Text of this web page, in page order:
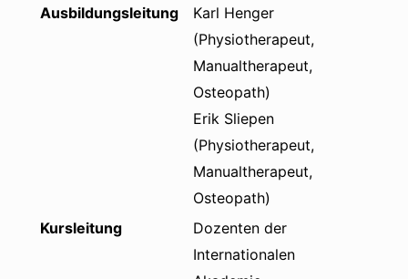
Ausbildungsleitung
Karl Henger
(Physiotherapeut,
Manualtherapeut,
Osteopath)
Erik Sliepen
(Physiotherapeut,
Manualtherapeut,
Osteopath)
Kursleitung
Dozenten der
Internationalen